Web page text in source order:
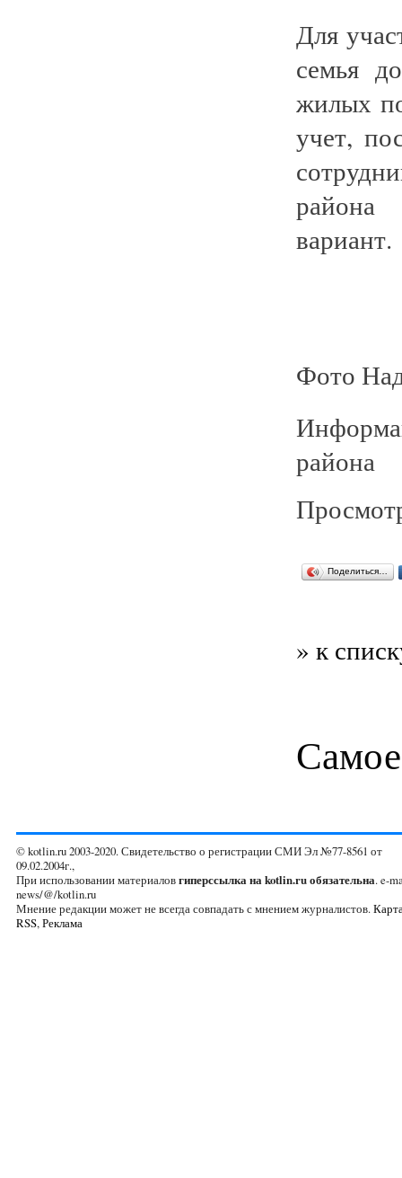
Для
семья
жилых
учет,
района
вариант.
Фото
района
Поделиться…
» к
© kotlin.ru 2003-2020. Свидетельство о регистрации СМИ Эл №77-8561 от
09.02.2004г.,
При использовании материаловгиперссылка на kotlin.ru обязательна. e-
news/@/kotlin.ru
Мнение редакции может не всегда совпадать с мнением журналистов.
RSS,Реклама